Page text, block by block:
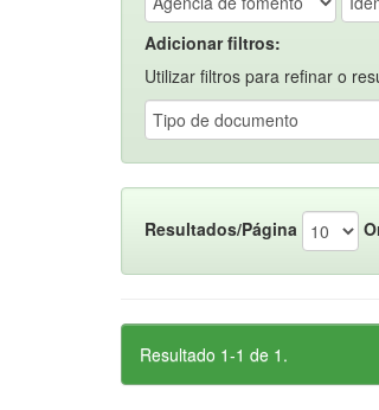
Adicionar filtros:
Utilizar filtros para refinar o
Resultados/Página
Resultado 1-1 de 1.